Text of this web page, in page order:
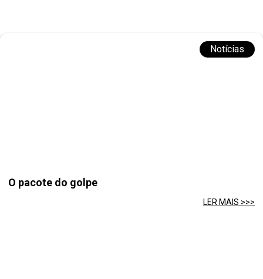
Notícias
O pacote do golpe
LER MAIS >>>